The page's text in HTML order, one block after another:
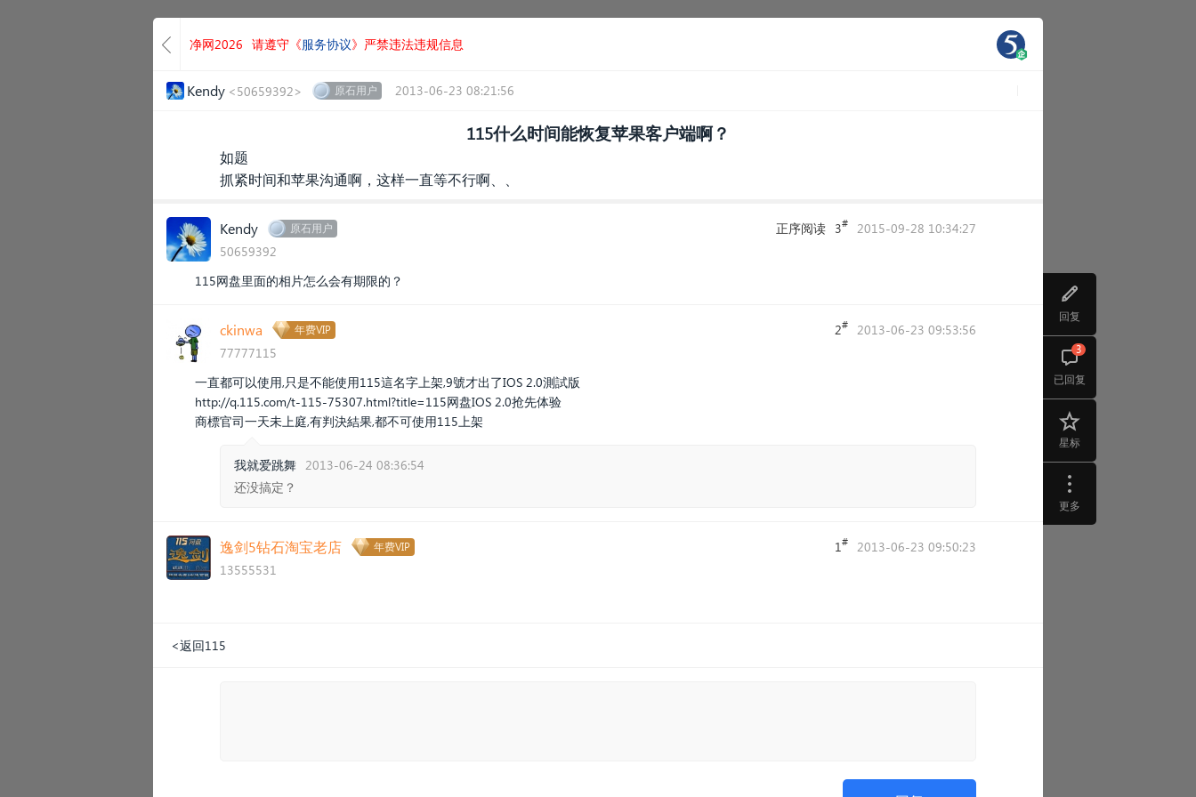
回复
已回复
3
星标
更多
净网2026 请遵守《服务协议》严禁违法违规信息
Kendy <50659392> 原石用户 2013-06-23 08:21:56
115什么时间能恢复苹果客户端啊？
如题
抓紧时间和苹果沟通啊，这样一直等不行啊、、
Kendy 原石用户
50659392
正序阅读 3# 2015-09-28 10:34:27
115网盘里面的相片怎么会有期限的？
ckinwa 年费VIP
77777115
2# 2013-06-23 09:53:56
一直都可以使用,只是不能使用115這名字上架,9號才出了IOS 2.0測試版
http://q.115.com/t-115-75307.html?title=115网盘IOS 2.0抢先体验
商標官司一天未上庭,有判決結果,都不可使用115上架
我就爱跳舞 2013-06-24 08:36:54
还没搞定？
逸剑5钻石淘宝老店 年费VIP
13555531
1# 2013-06-23 09:50:23
<返回115